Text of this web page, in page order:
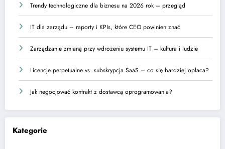
Trendy technologiczne dla biznesu na 2026 rok – przegląd
IT dla zarządu – raporty i KPIs, które CEO powinien znać
Zarządzanie zmianą przy wdrożeniu systemu IT – kultura i ludzie
Licencje perpetualne vs. subskrypcja SaaS – co się bardziej opłaca?
Jak negocjować kontrakt z dostawcą oprogramowania?
Kategorie